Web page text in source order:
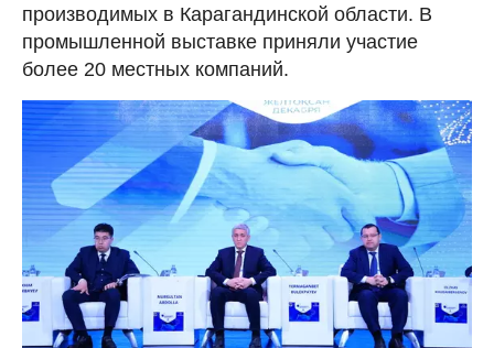
производимых в Карагандинской области. В
промышленной выставке приняли участие
более 20 местных компаний.